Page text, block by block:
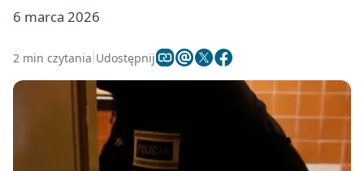
6 marca 2026
2 min czytania Udostępnij